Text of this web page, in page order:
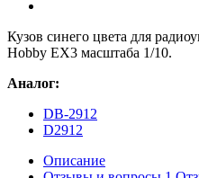
Кузов синего цвета для
Hobby EX3 масштаба 1/10.
Аналог:
DB-2912
D2912
Описание